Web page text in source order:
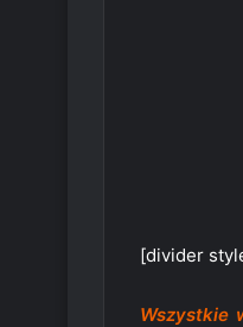
[divider
Wszystkie